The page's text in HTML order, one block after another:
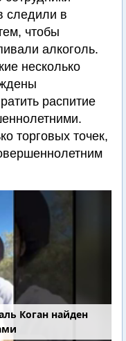
следили в
чтобы
алкоголь.
несколько
распитие
торговых точек,
Коган найден